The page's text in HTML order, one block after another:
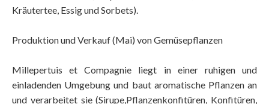
Kräutertee, Essig und Sorbets).
Produktion und Verkauf (Mai) von Gemüsepflanzen
Millepertuis et Compagnie liegt in einer ruhigen und
einladenden Umgebung und baut aromatische Pflanzen an
und verarbeitet sie (Sirupe,Pflanzenkonfitüren, Konfitüren,